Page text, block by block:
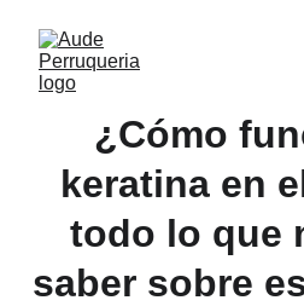
¿Cómo
keratina en
todo lo que
saber sobre